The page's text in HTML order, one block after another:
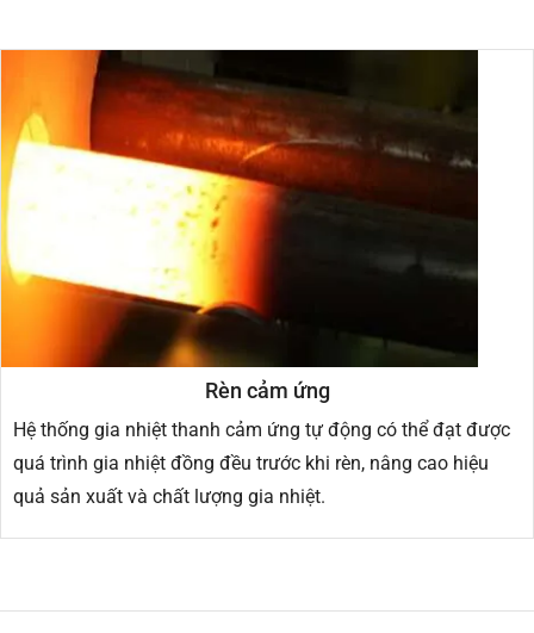
Rèn cảm ứng
Hệ thống gia nhiệt thanh cảm ứng tự động có thể đạt được
quá trình gia nhiệt đồng đều trước khi rèn, nâng cao hiệu
quả sản xuất và chất lượng gia nhiệt.